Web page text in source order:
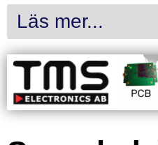
Läs mer...